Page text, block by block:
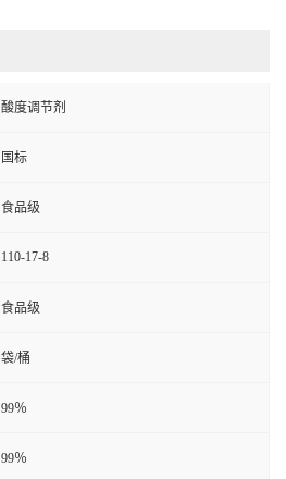
酸度调节剂
国标
食品级
110-17-8
食品级
袋/桶
99％
99％